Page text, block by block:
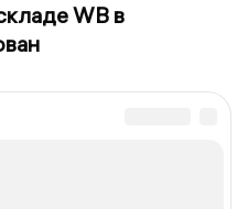
WB в